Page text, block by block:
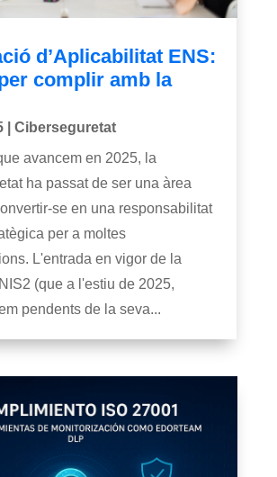
d’Aplicabilitat ENS:
complir amb la
| Ciberseguretat
avancem en 2025, la
ha passat de ser una àrea
se en una responsabilitat
per a moltes
L'entrada en vigor de la
(que a l'estiu de 2025,
pendents de la seva...